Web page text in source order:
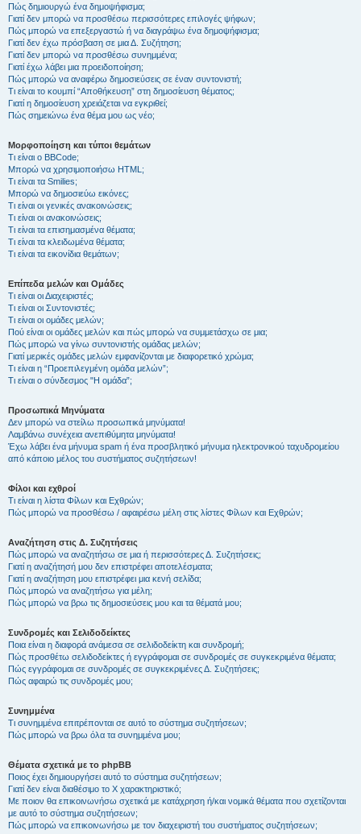
Πώς δημιουργώ ένα δημοψήφισμα;
Γιατί δεν μπορώ να προσθέσω περισσότερες επιλογές ψήφων;
Πώς μπορώ να επεξεργαστώ ή να διαγράψω ένα δημοψήφισμα;
Γιατί δεν έχω πρόσβαση σε μια Δ. Συζήτηση;
Γιατί δεν μπορώ να προσθέσω συνημμένα;
Γιατί έχω λάβει μια προειδοποίηση;
Πώς μπορώ να αναφέρω δημοσιεύσεις σε έναν συντονιστή;
Τι είναι το κουμπί “Αποθήκευση” στη δημοσίευση θέματος;
Γιατί η δημοσίευση χρειάζεται να εγκριθεί;
Πώς σημειώνω ένα θέμα μου ως νέο;
Μορφοποίηση και τύποι θεμάτων
Τι είναι ο BBCode;
Μπορώ να χρησιμοποιήσω HTML;
Τι είναι τα Smilies;
Μπορώ να δημοσιεύω εικόνες;
Τι είναι οι γενικές ανακοινώσεις;
Τι είναι οι ανακοινώσεις;
Τι είναι τα επισημασμένα θέματα;
Τι είναι τα κλειδωμένα θέματα;
Τι είναι τα εικονίδια θεμάτων;
Επίπεδα μελών και Ομάδες
Τι είναι οι Διαχειριστές;
Τι είναι οι Συντονιστές;
Τι είναι οι ομάδες μελών;
Πού είναι οι ομάδες μελών και πώς μπορώ να συμμετάσχω σε μια;
Πώς μπορώ να γίνω συντονιστής ομάδας μελών;
Γιατί μερικές ομάδες μελών εμφανίζονται με διαφορετικό χρώμα;
Τι είναι η “Προεπιλεγμένη ομάδα μελών”;
Τι είναι ο σύνδεσμος "Η ομάδα”;
Προσωπικά Μηνύματα
Δεν μπορώ να στείλω προσωπικά μηνύματα!
Λαμβάνω συνέχεια ανεπιθύμητα μηνύματα!
Έχω λάβει ένα μήνυμα spam ή ένα προσβλητικό μήνυμα ηλεκτρονικού ταχυδρομείου
από κάποιο μέλος του συστήματος συζητήσεων!
Φίλοι και εχθροί
Τι είναι η λίστα Φίλων και Εχθρών;
Πώς μπορώ να προσθέσω / αφαιρέσω μέλη στις λίστες Φίλων και Εχθρών;
Αναζήτηση στις Δ. Συζητήσεις
Πώς μπορώ να αναζητήσω σε μια ή περισσότερες Δ. Συζητήσεις;
Γιατί η αναζήτησή μου δεν επιστρέφει αποτελέσματα;
Γιατί η αναζήτηση μου επιστρέφει μια κενή σελίδα;
Πώς μπορώ να αναζητήσω για μέλη;
Πώς μπορώ να βρω τις δημοσιεύσεις μου και τα θέματά μου;
Συνδρομές και Σελιδοδείκτες
Ποια είναι η διαφορά ανάμεσα σε σελιδοδείκτη και συνδρομή;
Πώς προσθέτω σελιδοδείκτες ή εγγράφομαι σε συνδρομές σε συγκεκριμένα θέματα;
Πώς εγγράφομαι σε συνδρομές σε συγκεκριμένες Δ. Συζητήσεις;
Πώς αφαιρώ τις συνδρομές μου;
Συνημμένα
Τι συνημμένα επιτρέπονται σε αυτό το σύστημα συζητήσεων;
Πώς μπορώ να βρω όλα τα συνημμένα μου;
Θέματα σχετικά με το phpBB
Ποιος έχει δημιουργήσει αυτό το σύστημα συζητήσεων;
Γιατί δεν είναι διαθέσιμο το Χ χαρακτηριστικό;
Με ποιον θα επικοινωνήσω σχετικά με κατάχρηση ή/και νομικά θέματα που σχετίζονται
με αυτό το σύστημα συζητήσεων;
Πώς μπορώ να επικοινωνήσω με τον διαχειριστή του συστήματος συζητήσεων;